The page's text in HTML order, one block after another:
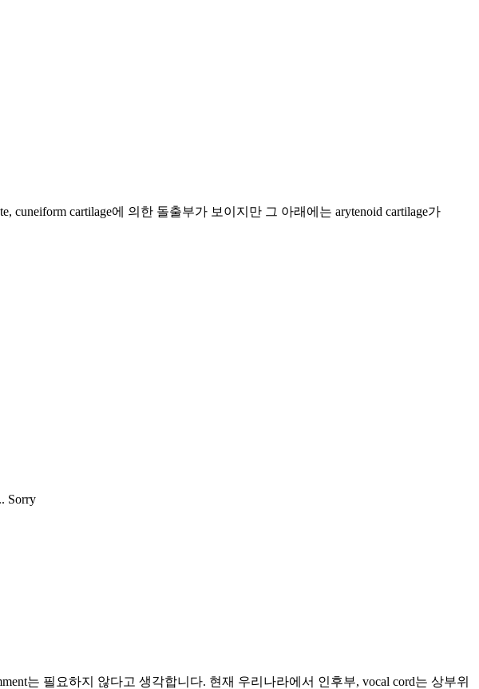
cartilage에 의한 돌출부가 보이지만 그 아래에는 arytenoid cartilage가
Sorry
는 필요하지 않다고 생각합니다. 현재 우리나라에서 인후부, vocal cord는 상부위